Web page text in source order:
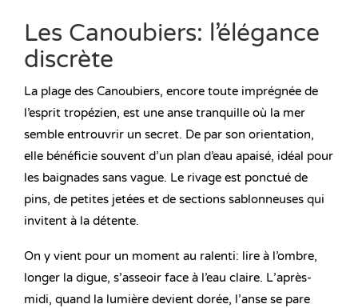
Les Canoubiers: l’élégance
discrète
La plage des Canoubiers, encore toute imprégnée de
l’esprit tropézien, est une anse tranquille où la mer
semble entrouvrir un secret. De par son orientation,
elle bénéficie souvent d’un plan d’eau apaisé, idéal pour
les baignades sans vague. Le rivage est ponctué de
pins, de petites jetées et de sections sablonneuses qui
invitent à la détente.
On y vient pour un moment au ralenti: lire à l’ombre,
longer la digue, s’asseoir face à l’eau claire. L’après-
midi, quand la lumière devient dorée, l’anse se pare